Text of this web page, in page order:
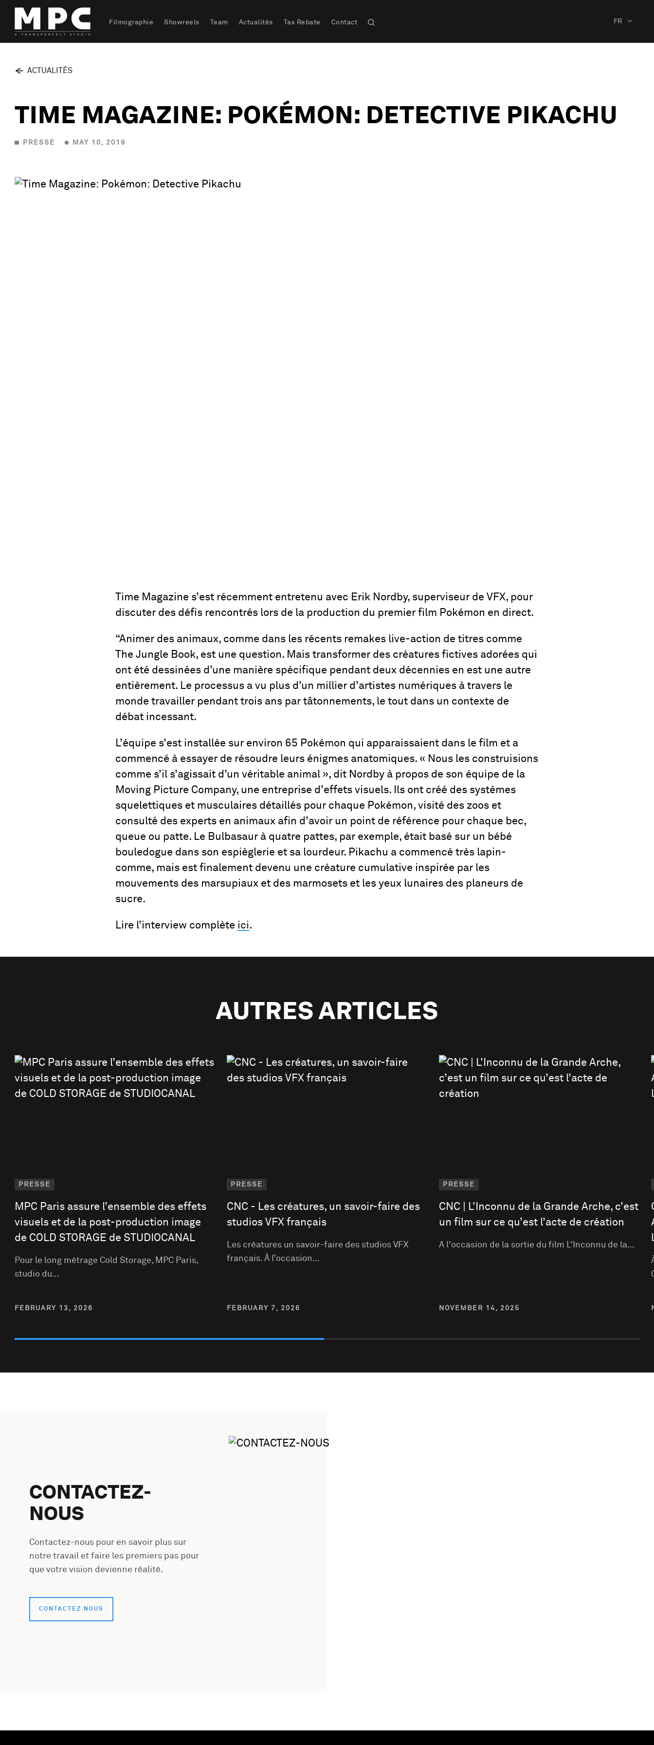
Filmographie Showreels Team Actualités Tax Rebate Contact FR
ACTUALITÉS
TIME MAGAZINE: POKÉMON: DETECTIVE PIKACHU
PRESSE MAY 10, 2019
Time Magazine s’est récemment entretenu avec Erik Nordby, superviseur de VFX, pour
discuter des défis rencontrés lors de la production du premier film Pokémon en direct.
“Animer des animaux, comme dans les récents remakes live-action de titres comme
The Jungle Book, est une question. Mais transformer des créatures fictives adorées qui
ont été dessinées d’une manière spécifique pendant deux décennies en est une autre
entièrement. Le processus a vu plus d’un millier d’artistes numériques à travers le
monde travailler pendant trois ans par tâtonnements, le tout dans un contexte de
débat incessant.
L’équipe s’est installée sur environ 65 Pokémon qui apparaissaient dans le film et a
commencé à essayer de résoudre leurs énigmes anatomiques. « Nous les construisions
comme s’il s’agissait d’un véritable animal », dit Nordby à propos de son équipe de la
Moving Picture Company, une entreprise d’effets visuels. Ils ont créé des systèmes
squelettiques et musculaires détaillés pour chaque Pokémon, visité des zoos et
consulté des experts en animaux afin d’avoir un point de référence pour chaque bec,
queue ou patte. Le Bulbasaur à quatre pattes, par exemple, était basé sur un bébé
bouledogue dans son espièglerie et sa lourdeur. Pikachu a commencé très lapin-
comme, mais est finalement devenu une créature cumulative inspirée par les
mouvements des marsupiaux et des marmosets et les yeux lunaires des planeurs de
sucre.
Lire l’interview complète ici.
AUTRES ARTICLES
PRESSE
MPC Paris assure l’ensemble des effets
visuels et de la post-production image
de COLD STORAGE de STUDIOCANAL
Pour le long métrage Cold Storage, MPC Paris,
studio du…
FEBRUARY 13, 2026
PRESSE
CNC - Les créatures, un savoir-faire des
studios VFX français
Les créatures un savoir-faire des studios VFX
français. À l’occasion…
FEBRUARY 7, 2026
PRESSE
CNC | L'Inconnu de la Grande Arche, c’est
un film sur ce qu’est l’acte de création
A l'occasion de la sortie du film L'Inconnu de la…
NOVEMBER 14, 2025
CONTACTEZ-
NOUS
Contactez-nous pour en savoir plus sur
notre travail et faire les premiers pas pour
que votre vision devienne réalité.
CONTACTEZ NOUS